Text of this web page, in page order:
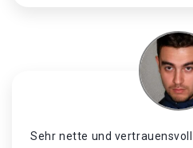
Sehr nette und